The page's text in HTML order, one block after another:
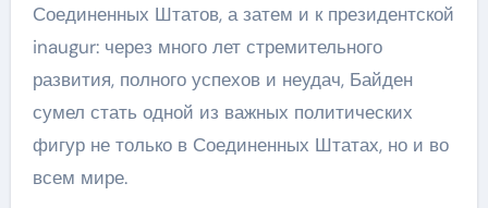
Соединенных Штатов, а затем и к президентской
inaugur: через много лет стремительного
развития, полного успехов и неудач, Байден
сумел стать одной из важных политических
фигур не только в Соединенных Штатах, но и во
всем мире.